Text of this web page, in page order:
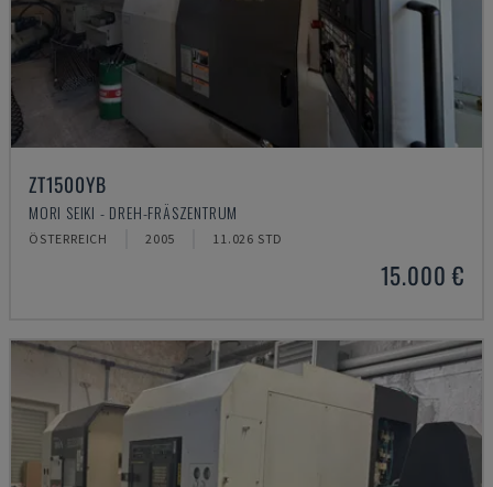
ZT1500YB
MORI SEIKI - DREH-FRÄSZENTRUM
ÖSTERREICH 2005 11.026 STD
15.000 €